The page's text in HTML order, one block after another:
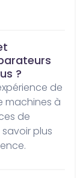
?
machines à
de
plus